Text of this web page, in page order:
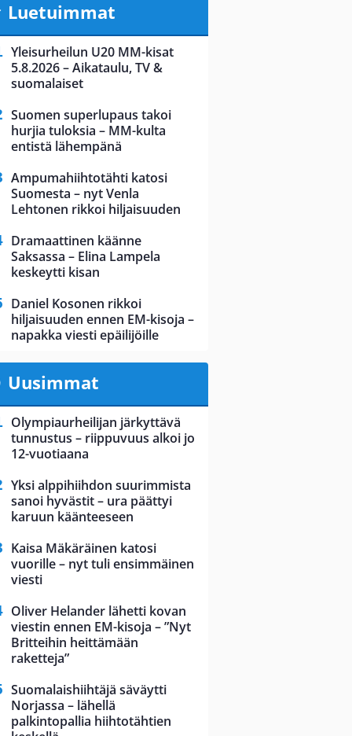
Luetuimmat
Yleisurheilun U20 MM-kisat
5.8.2026 – Aikataulu, TV &
suomalaiset
Suomen superlupaus takoi
hurjia tuloksia – MM-kulta
entistä lähempänä
Ampumahiihtotähti katosi
Suomesta – nyt Venla
Lehtonen rikkoi hiljaisuuden
Dramaattinen käänne
Saksassa – Elina Lampela
keskeytti kisan
Daniel Kosonen rikkoi
hiljaisuuden ennen EM-kisoja –
napakka viesti epäilijöille
Uusimmat
Olympiaurheilijan järkyttävä
tunnustus – riippuvuus alkoi jo
12-vuotiaana
Yksi alppihiihdon suurimmista
sanoi hyvästit – ura päättyi
karuun käänteeseen
Kaisa Mäkäräinen katosi
vuorille – nyt tuli ensimmäinen
viesti
Oliver Helander lähetti kovan
viestin ennen EM-kisoja – ”Nyt
Britteihin heittämään
raketteja”
Suomalaishiihtäjä säväytti
Norjassa – lähellä
palkintopallia hiihtotähtien